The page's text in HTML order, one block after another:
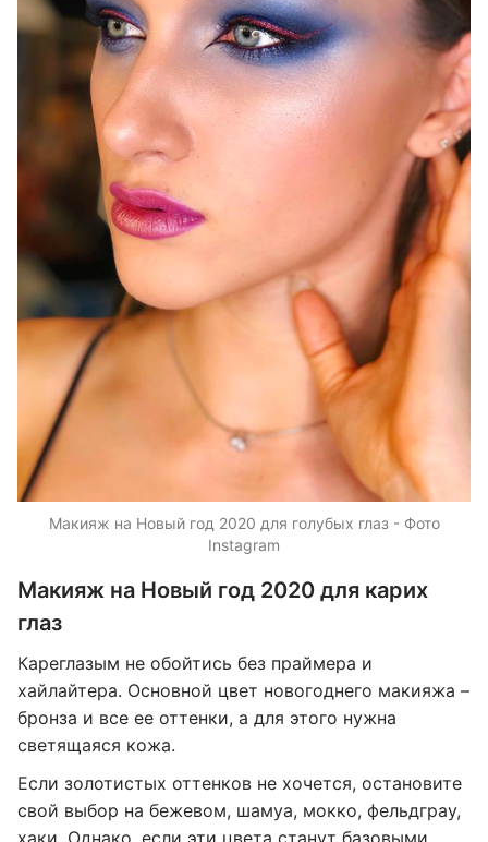
Макияж на Новый год 2020 для голубых глаз - Фото
Instagram
Макияж на Новый год 2020 для карих
глаз
Кареглазым не обойтись без праймера и
хайлайтера. Основной цвет новогоднего макияжа –
бронза и все ее оттенки, а для этого нужна
светящаяся кожа.
Если золотистых оттенков не хочется, остановите
свой выбор на бежевом, шамуа, мокко, фельдграу,
хаки. Однако, если эти цвета станут базовыми,